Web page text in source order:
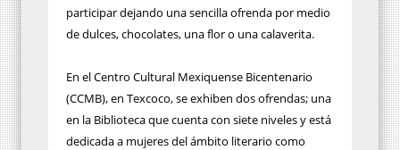
participar dejando una sencilla ofrenda por medio
de dulces, chocolates, una flor o una calaverita.
En el Centro Cultural Mexiquense Bicentenario
(CCMB), en Texcoco, se exhiben dos ofrendas; una
en la Biblioteca que cuenta con siete niveles y está
dedicada a mujeres del ámbito literario como